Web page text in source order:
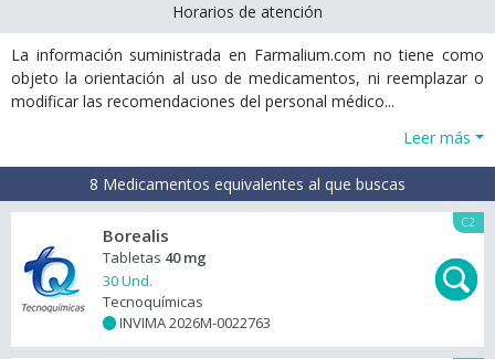
Horarios de atención
La información suministrada en Farmalium.com no tiene como
objeto la orientación al uso de medicamentos, ni reemplazar o
modificar las recomendaciones del personal médico...
Leer más
8 Medicamentos equivalentes al que buscas
C2
Borealis
Tabletas 40 mg
30 Und.
Tecnoquímicas
INVIMA 2026M-0022763